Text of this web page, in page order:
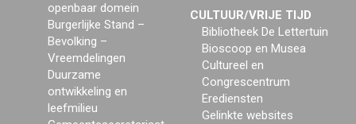
openbaar domein
Burgerlijke Stand –
Bevolking –
Vreemdelingen
Duurzame
ontwikkeling en
leefmilieu
CULTUUR/VRIJE TIJD
Bibliotheek De Lettertuin
Bioscoop en Musea
Cultureel en
Congrescentrum
Erediensten
Gelinkte websites